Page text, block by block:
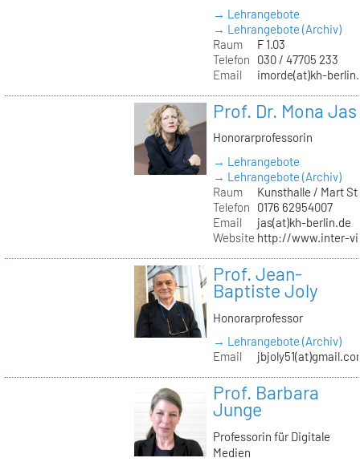
→ Lehrangebote
→ Lehrangebote (Archiv)
Raum
F 1.03
Telefon
030 / 47705 233
Email
imorde(at)kh-
Prof. Dr. Mona Jas
Honorarprofessorin
→ Lehrangebote
→ Lehrangebote (Archiv)
Raum
Kunsthalle / Mart
Telefon
0176 62954007
Email
jas(at)kh-berlin.de
Website http://www.inter-
Prof. Jean-
Baptiste Joly
Honorarprofessor
→ Lehrangebote (Archiv)
Email
Prof. Barbara
Junge
Professorin für Digitale
Medien